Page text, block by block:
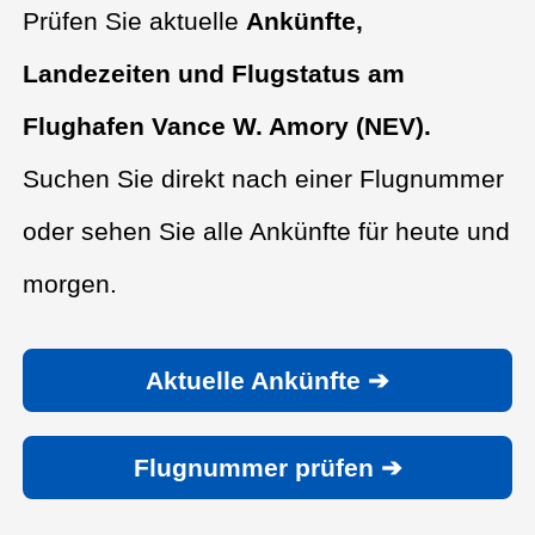
Prüfen Sie aktuelle Ankünfte,
Landezeiten und Flugstatus am
Flughafen Vance W. Amory (NEV).
Suchen Sie direkt nach einer Flugnummer
oder sehen Sie alle Ankünfte für heute und
morgen.
Aktuelle Ankünfte ➔
Flugnummer prüfen ➔